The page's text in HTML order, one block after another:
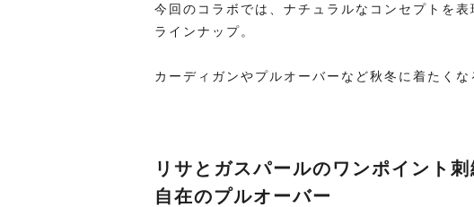
今回のコラボでは、ナチュラルなコンセプトを
ラインナップ。
カーディガンやプルオーバーなど秋冬に着たくな
リサとガスパールのワンポイント
自在のプルオーバー